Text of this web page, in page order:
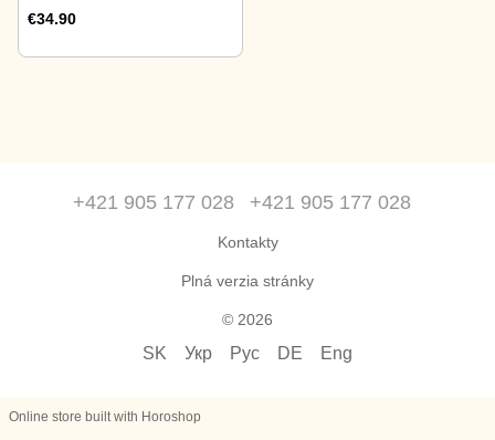
Technology Against Ticks &
€34.90
+421 905 177 028 +421 905 177 028
Kontakty
Plná verzia stránky
© 2026
SK Укр Рус DE Eng
Online store built with Horoshop